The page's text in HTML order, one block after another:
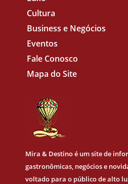
Cultura
Business e Negócios
Eventos
Fale Conosco
Mapa do Site
Mira & Destinoé um site de
gastronômicas, negócios e
voltado para o público de alto